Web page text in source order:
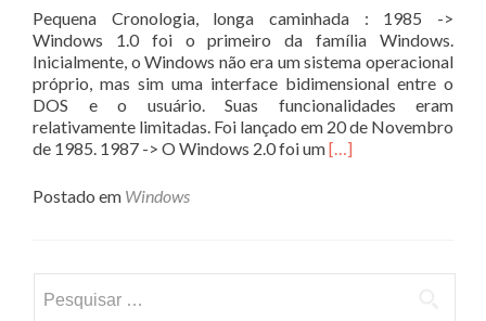
Pequena Cronologia, longa caminhada : 1985 ->
Windows 1.0 foi o primeiro da família Windows.
Inicialmente, o Windows não era um sistema operacional
próprio, mas sim uma interface bidimensional entre o
DOS e o usuário. Suas funcionalidades eram
relativamente limitadas. Foi lançado em 20 de Novembro
de 1985. 1987 -> O Windows 2.0 foi umLeia
[…]
Postado em Windows
por: